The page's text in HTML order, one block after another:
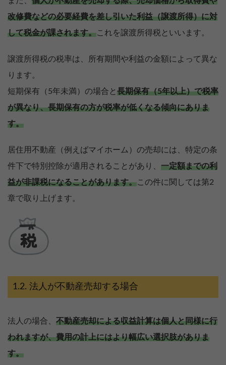
改修費などの必要経費を差し引いた利益（譲渡所得）に対
して税金が課されます。これを譲渡所得税といいます。
譲渡所得税の税率は、所有期間や利益の金額によって異な
ります。
短期保有（5年未満）の場合と 長期保有（5年以上）で税率
が異なり、長期保有の方が税率が低くなる傾向にありま
す。
居住用不動産（例えばマイホーム）の売却には、特定の条
件下で特別控除が適用されることがあり、 一定額までの利
益が非課税になることがあります。この件に関しては第2
章で取り上げます。
法人が不動産売却する場合
法人の場合、 不動産売却による収益計算は個人と同様に行
われますが、費用の計上にはより幅広い選択肢がありま
す。